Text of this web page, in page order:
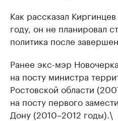
Как рассказал
году, он не планировал
политика после
Ранее экс-мэр
на посту министра
Ростовской области
на посту первого
Дону (2010–2012 годы).\